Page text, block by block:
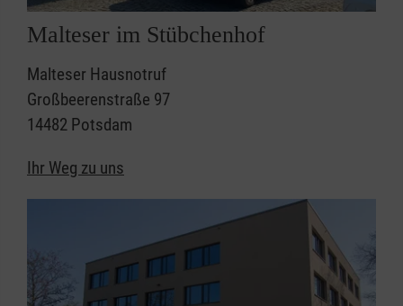
Malteser im Stübchenhof
Malteser Hausnotruf
Großbeerenstraße 97
14482 Potsdam
Ihr Weg zu uns